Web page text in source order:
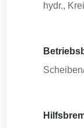
hydr.,